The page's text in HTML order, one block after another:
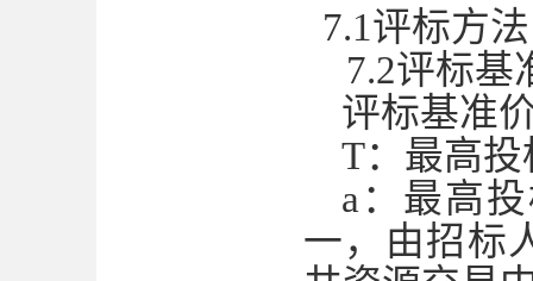
7.1评标方
7.2评标基
评标基准
T：最高投
a：最高
一，由招标